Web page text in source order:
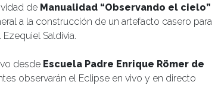
de Manualidad “Observando el cielo”
a la construcción de un artefacto casero para
Saldivia.
desde Escuela Padre Enrique Römer de
observarán el Eclipse en vivo y en directo